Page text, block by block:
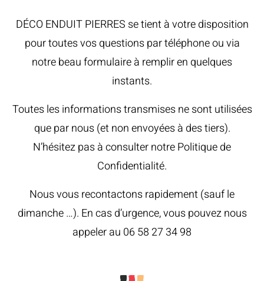
DÉCO ENDUIT PIERRES se tient à votre disposition
pour toutes vos questions par téléphone ou via
notre beau formulaire à remplir en quelques
instants.
Toutes les informations transmises ne sont utilisées
que par nous (et non envoyées à des tiers).
N’hésitez pas à consulter notrePolitique de
Confidentialité.
Nous vous recontactons rapidement (sauf le
dimanche …). En cas d’urgence, vous pouvez nous
appeler au 06 58 27 34 98